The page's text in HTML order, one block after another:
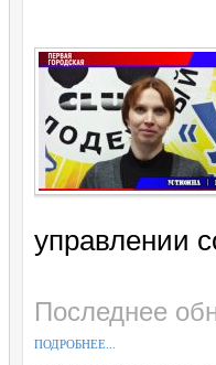
управлении
Последнее
ПОДРОБНЕЕ...